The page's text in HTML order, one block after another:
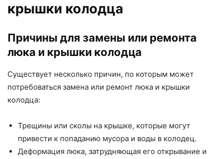
крышки колодца
Причины для замены или ремонта
люка и крышки колодца
Существует несколько причин, по которым может
потребоваться замена или ремонт люка и крышки
колодца:
Трещины или сколы на крышке, которые могут
привести к попаданию мусора и воды в колодец.
Деформация люка, затрудняющая его открывание и